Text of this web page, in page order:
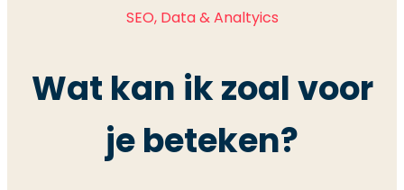
SEO, Data & Analtyics
Wat kan ik zoal voor
je beteken?